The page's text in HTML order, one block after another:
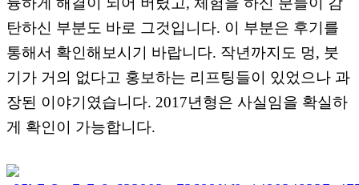
탄하신 부분도 바로 그것입니 다. 이 부분은 후기를
통해서 확인해보시기 바랍니다. 작년까지도 멍, 붓
기가 거의 없다고 홍보하는 리프팅들이 있었으나 과
장된 이야기였습니다. 2017년형은 사실임을 확실하
게 확인이 가능합니다.